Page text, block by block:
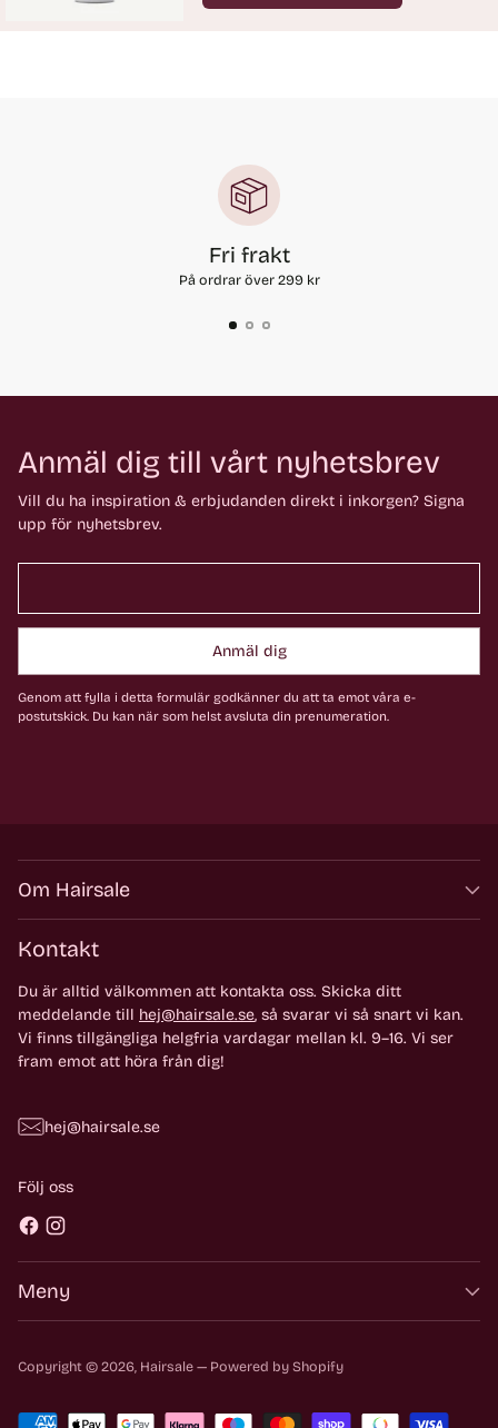
Antal
Fri frakt
På ordrar över 299 kr
Anmäl dig till vårt nyhetsbrev
Vill du ha inspiration & erbjudanden direkt i inkorgen? Signa
upp för nyhetsbrev.
Anmäl dig
Genom att fylla i detta formulär godkänner du att ta emot våra e-
postutskick. Du kan när som helst avsluta din prenumeration.
Om Hairsale
Kontakt
Du är alltid välkommen att kontakta oss. Skicka ditt
meddelande till hej@hairsale.se, så svarar vi så snart vi kan.
Vi finns tillgängliga helgfria vardagar mellan kl. 9–16. Vi ser
fram emot att höra från dig!
hej@hairsale.se
Följ oss
Meny
Copyright © 2026, Hairsale — Powered by Shopify